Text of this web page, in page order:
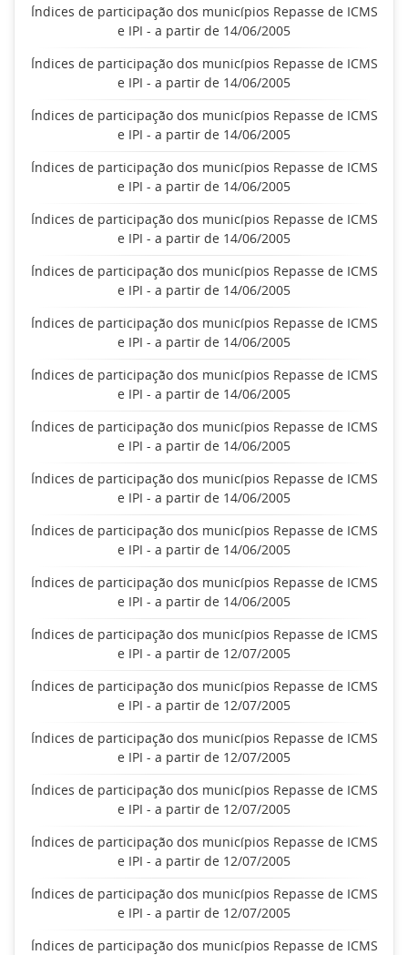
Índices de participação dos municípios Repasse de ICMS
e IPI - a partir de 14/06/2005
Índices de participação dos municípios Repasse de ICMS
e IPI - a partir de 14/06/2005
Índices de participação dos municípios Repasse de ICMS
e IPI - a partir de 14/06/2005
Índices de participação dos municípios Repasse de ICMS
e IPI - a partir de 14/06/2005
Índices de participação dos municípios Repasse de ICMS
e IPI - a partir de 14/06/2005
Índices de participação dos municípios Repasse de ICMS
e IPI - a partir de 14/06/2005
Índices de participação dos municípios Repasse de ICMS
e IPI - a partir de 14/06/2005
Índices de participação dos municípios Repasse de ICMS
e IPI - a partir de 14/06/2005
Índices de participação dos municípios Repasse de ICMS
e IPI - a partir de 14/06/2005
Índices de participação dos municípios Repasse de ICMS
e IPI - a partir de 14/06/2005
Índices de participação dos municípios Repasse de ICMS
e IPI - a partir de 14/06/2005
Índices de participação dos municípios Repasse de ICMS
e IPI - a partir de 14/06/2005
Índices de participação dos municípios Repasse de ICMS
e IPI - a partir de 12/07/2005
Índices de participação dos municípios Repasse de ICMS
e IPI - a partir de 12/07/2005
Índices de participação dos municípios Repasse de ICMS
e IPI - a partir de 12/07/2005
Índices de participação dos municípios Repasse de ICMS
e IPI - a partir de 12/07/2005
Índices de participação dos municípios Repasse de ICMS
e IPI - a partir de 12/07/2005
Índices de participação dos municípios Repasse de ICMS
e IPI - a partir de 12/07/2005
Índices de participação dos municípios Repasse de ICMS